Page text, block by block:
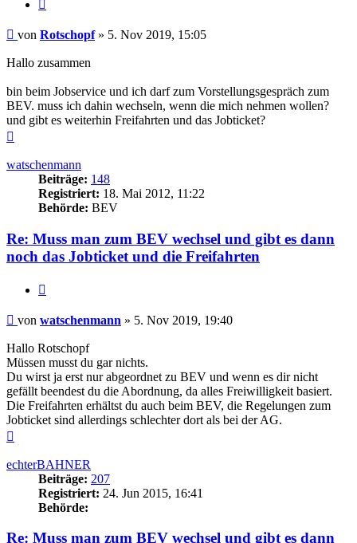
Beitrag
von Rotschopf» 5. Nov 2019, 15:05
Hallo zusammen
bin beim Jobservice und ich darf zum Vorstellungsgespräch zum
BEV. muss ich dahin wechseln, wenn die mich nehmen wollen?
und gibt es weiterhin Freifahrten und das Jobticket?
watschenmann
Beiträge: 148
Registriert: 18. Mai 2012, 11:22
Behörde: BEV
Re: Muss man zum BEV wechsel und gibt es dann
noch das Jobticket und die Freifahrten
Beitrag
von watschenmann » 5. Nov 2019, 19:40
Hallo Rotschopf
Müssen musst du gar nichts.
Du wirst ja erst nur abgeordnet zu BEV und wenn es dir nicht
gefällt beendest du die Abordnung, da alles Freiwilligkeit basiert.
Die Freifahrten erhältst du auch beim BEV, die Regelungen zum
Jobticket sind allerdings schlechter dort als bei der AG.
echterBAHNER
Beiträge: 207
Registriert: 24. Jun 2015, 16:41
Behörde:
Re: Muss man zum BEV wechsel und gibt es dann